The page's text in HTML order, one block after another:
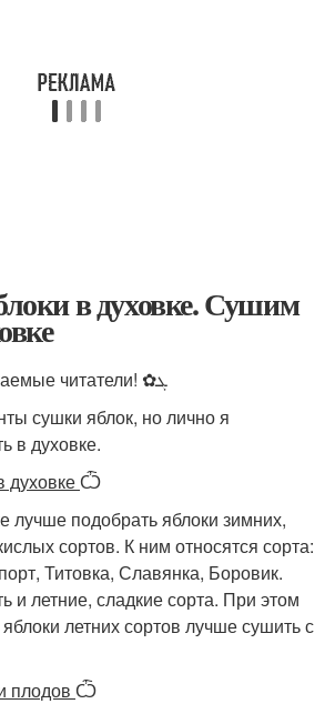
в духовке. Сушим
Здравствуйте Уважаемые читатели! ✿ܓ
сушки яблок, но лично я
в духовке.
духовкеѼ
лучше подобрать яблоки зимних,
сортов. К ним относятся сорта:
Титовка, Славянка, Боровик.
и летние, сладкие сорта. При этом
летних сортов лучше сушить с
плодов Ѽ